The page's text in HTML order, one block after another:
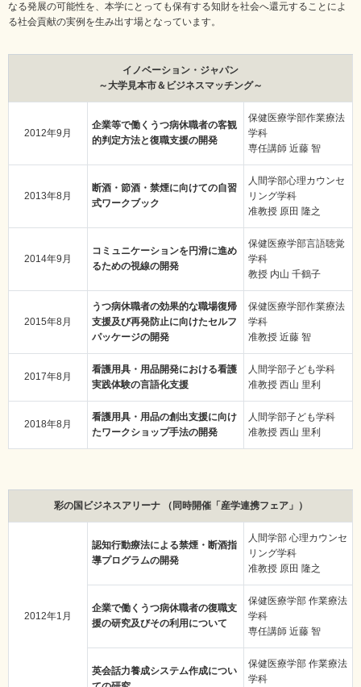
なる発展の可能性を、本学にとっても保有する知財を社会へ還元することによ
る社会貢献の実例を生み出す場となっています。
イノベーション・ジャパン
～大学見本市＆ビジネスマッチング～
2012年9月
企業等で働くうつ病休職者の客観
的判定方法と復職支援の開発
保健医療学部作業療法
学科
専任講師 近藤 智
2013年8月
断酒・節酒・禁煙に向けての自習
式ワークブック
人間学部心理カウンセ
リング学科
准教授 原田 隆之
2014年9月
コミュニケーションを円滑に進め
るための視線の開発
保健医療学部言語聴覚
学科
教授 内山 千鶴子
2015年8月
うつ病休職者の効果的な職場復帰
支援及び再発防止に向けたセルフ
パッケージの開発
保健医療学部作業療法
学科
准教授 近藤 智
2017年8月
看護用具・用品開発における看護
実践体験の言語化支援
人間学部子ども学科
准教授 西山 里利
2018年8月
看護用具・用品の創出支援に向け
たワークショップ手法の開発
人間学部子ども学科
准教授 西山 里利
彩の国ビジネスアリーナ （同時開催「産学連携フェア」）
2012年1月
認知行動療法による禁煙・断酒指
導プログラムの開発
人間学部 心理カウンセ
リング学科
准教授 原田 隆之
企業で働くうつ病休職者の復職支
援の研究及びその利用について
保健医療学部 作業療法
学科
専任講師 近藤 智
英会話力養成システム作成につい
保健医療学部 作業療法
学科